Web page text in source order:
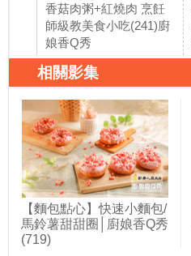
香菇肉粥+紅燒肉 烹飪
師級教美食小吃(241)廚
娘香Q秀
相關影集
【麵包點心】快速小麵包/
馬鈴薯甜甜圈│廚娘香Q秀
(719)